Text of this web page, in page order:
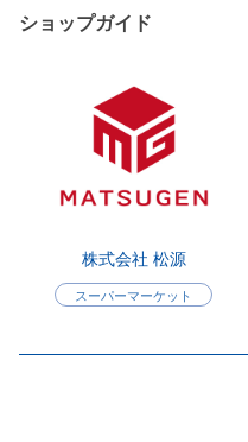
ショップガイド
株式会社 松源
スーパーマーケット